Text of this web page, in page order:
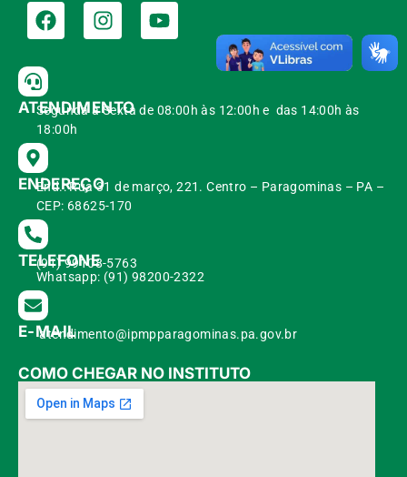
ATENDIMENTO
Segunda à Sexta de 08:00h às 12:00h e das 14:00h às
18:00h
ENDEREÇO
End.: Rua 31 de março, 221. Centro – Paragominas – PA –
CEP: 68625-170
TELEFONE
(91) 99108-5763
Whatsapp: (91) 98200-2322
E-MAIL
atendimento@ipmpparagominas.pa.gov.br
COMO CHEGAR NO INSTITUTO